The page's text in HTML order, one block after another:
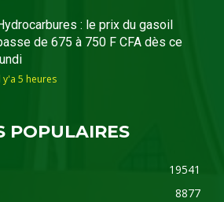
: le prix du gasoil
de 675 à 750 F CFA dès ce
y'a 5 heures
POPULAIRES
19541
8877